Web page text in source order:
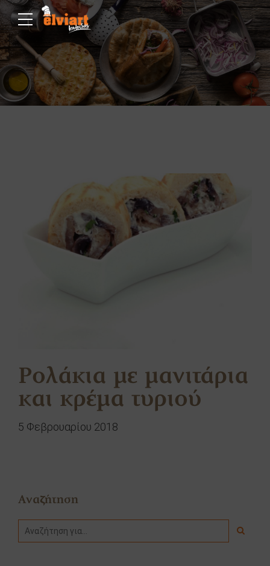
Ρολάκια με μανιτάρια
και κρέμα τυριού
5 Φεβρουαρίου 2018
Αναζήτηση